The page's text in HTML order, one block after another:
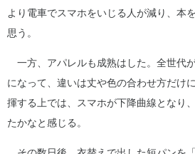
より電車でスマホをいじる人が減り、本
思う。
一方、アパレルも成熟はした。全世代
になって、違いは丈や色の合わせ方だけ
揮する上では、スマホが下降曲線となり
たかなと感じる。